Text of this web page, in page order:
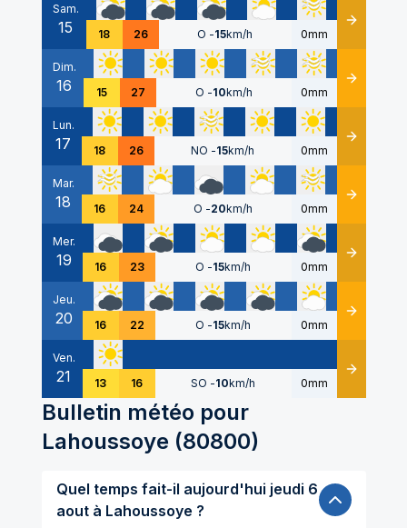
Sam.
15 18 26 O -15km/h 0mm Détails
Dim.
16 15 27 O -10km/h 0mm Détails
Lun.
17 18 26 NO -15km/h 0mm Détails
Mar.
18 16 24 O -20km/h 0mm Détails
Mer.
19 16 23 O -15km/h 0mm Détails
Jeu.
20 16 22 O -15km/h 0mm Détails
Ven.
21 13 16 SO -10km/h 0mm Détails
Bulletin météo pour
Lahoussoye (80800)
Quel temps fait-il aujourd'hui jeudi 6
aout à Lahoussoye ?